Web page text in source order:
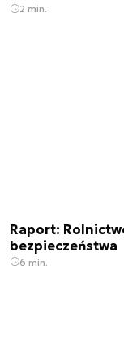
2 min.
Raport:
bezpieczeństwa
6 min.